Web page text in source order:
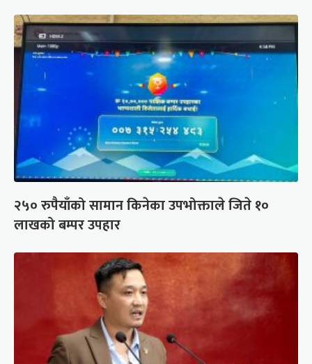
२५० रुपैयाँको सामान किनेका उपभोक्ताले जिते १०
लाखको बम्पर उपहार